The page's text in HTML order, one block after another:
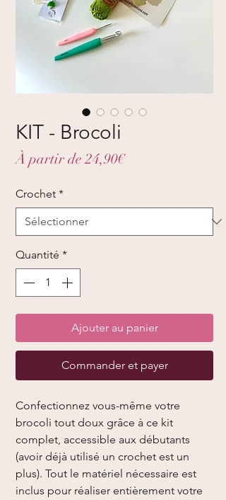
KIT - Brocoli
À partir de24,90€Prix
Crochet *
Quantité *
Ajouter au panier
Commander et payer
Confectionnez vous-même votre
brocoli tout doux grâce à ce kit
complet, accessible aux débutants
(avoir déjà utilisé un crochet est un
plus). Tout le matériel nécessaire est
inclus pour réaliser entièrement votre